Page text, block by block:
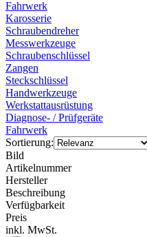
Fahrwerk
Karosserie
Schraubendreher
Messwerkzeuge
Schraubenschlüssel
Zangen
Steckschlüssel
Handwerkzeuge
Werkstattausrüstung
Diagnose- / Prüfgeräte
Fahrwerk
Sortierung:
Bild
Artikelnummer
Hersteller
Beschreibung
Verfügbarkeit
Preis
inkl. MwSt.